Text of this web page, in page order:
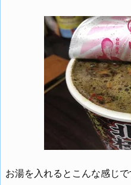
お湯を入れるとこんな感じ